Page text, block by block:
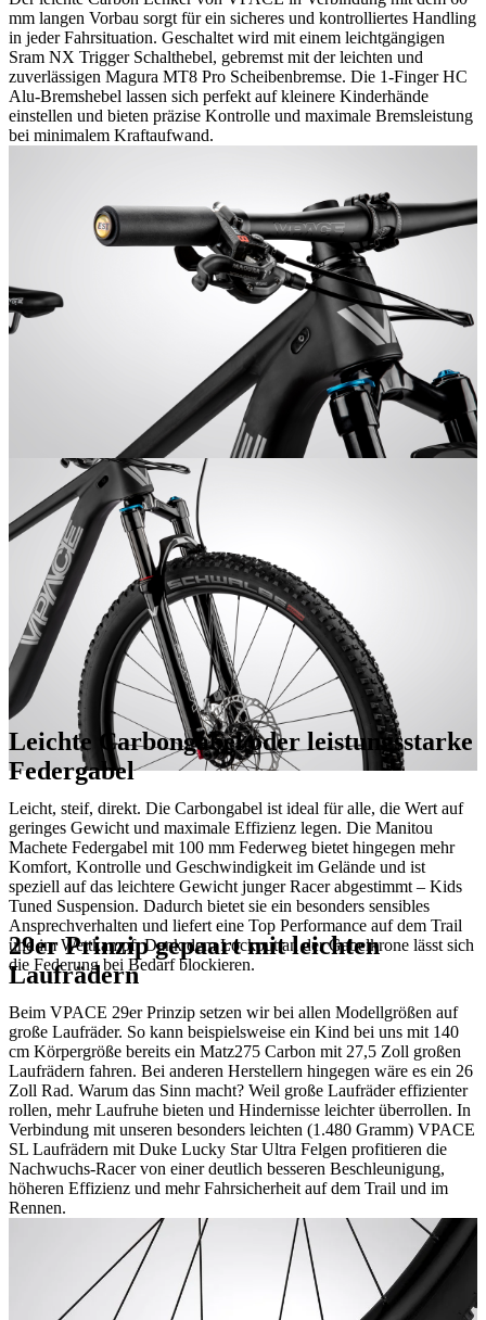
mm langen Vorbau sorgt für ein sicheres und kontrolliertes Handling
in jeder Fahrsituation. Geschaltet wird mit einem leichtgängigen
Sram NX Trigger Schalthebel, gebremst mit der leichten und
zuverlässigen Magura MT8 Pro Scheibenbremse. Die 1-Finger HC
Alu-Bremshebel lassen sich perfekt auf kleinere Kinderhände
einstellen und bieten präzise Kontrolle und maximale Bremsleistung
bei minimalem Kraftaufwand.
Leichte Carbongabel oder leistungsstarke
Federgabel
Leicht, steif, direkt. Die Carbongabel ist ideal für alle, die Wert auf
geringes Gewicht und maximale Effizienz legen. Die Manitou
Machete Federgabel mit 100 mm Federweg bietet hingegen mehr
Komfort, Kontrolle und Geschwindigkeit im Gelände und ist
speziell auf das leichtere Gewicht junger Racer abgestimmt – Kids
Tuned Suspension. Dadurch bietet sie ein besonders sensibles
Ansprechverhalten und liefert eine Top Performance auf dem Trail
und im Wettkampf. Dank dem Lockout an der Gabelkrone lässt sich
die Federung bei Bedarf blockieren.
29er Prinzip gepaart mit leichten
Laufrädern
Beim VPACE 29er Prinzip setzen wir bei allen Modellgrößen auf
große Laufräder. So kann beispielsweise ein Kind bei uns mit 140
cm Körpergröße bereits ein Matz275 Carbon mit 27,5 Zoll großen
Laufrädern fahren. Bei anderen Herstellern hingegen wäre es ein 26
Zoll Rad. Warum das Sinn macht? Weil große Laufräder effizienter
rollen, mehr Laufruhe bieten und Hindernisse leichter überrollen. In
Verbindung mit unseren besonders leichten (1.480 Gramm) VPACE
SL Laufrädern mit Duke Lucky Star Ultra Felgen profitieren die
Nachwuchs-Racer von einer deutlich besseren Beschleunigung,
höheren Effizienz und mehr Fahrsicherheit auf dem Trail und im
Rennen.